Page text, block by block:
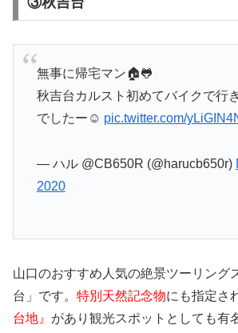
無事に帰宅マン🏠🐸
秋吉台カルスト初めてバイクで行
でしたー☺️ pic.twitter.com/
— ハル @CB650R (@harucb650r)
2020
山口のおすすめ人気の絶景ツーリング
台」です。 特別天然記念物にも指定さ
台地』 があり観光スポットとしても有